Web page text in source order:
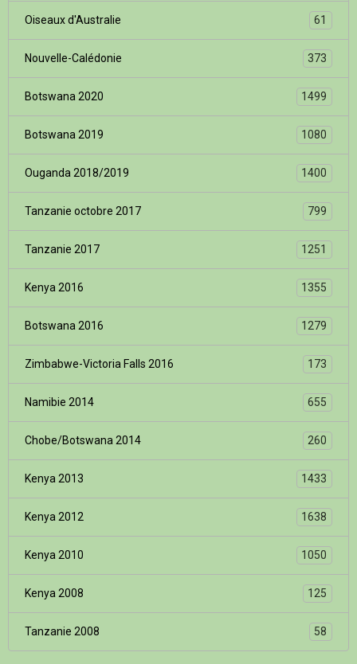
Oiseaux d'Australie 61
Nouvelle-Calédonie 373
Botswana 2020 1499
Botswana 2019 1080
Ouganda 2018/2019 1400
Tanzanie octobre 2017 799
Tanzanie 2017 1251
Kenya 2016 1355
Botswana 2016 1279
Zimbabwe-Victoria Falls 2016 173
Namibie 2014 655
Chobe/Botswana 2014 260
Kenya 2013 1433
Kenya 2012 1638
Kenya 2010 1050
Kenya 2008 125
Tanzanie 2008 58